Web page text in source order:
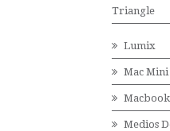
Triangle
Lumix
Mac Mini
Macbook
Medios